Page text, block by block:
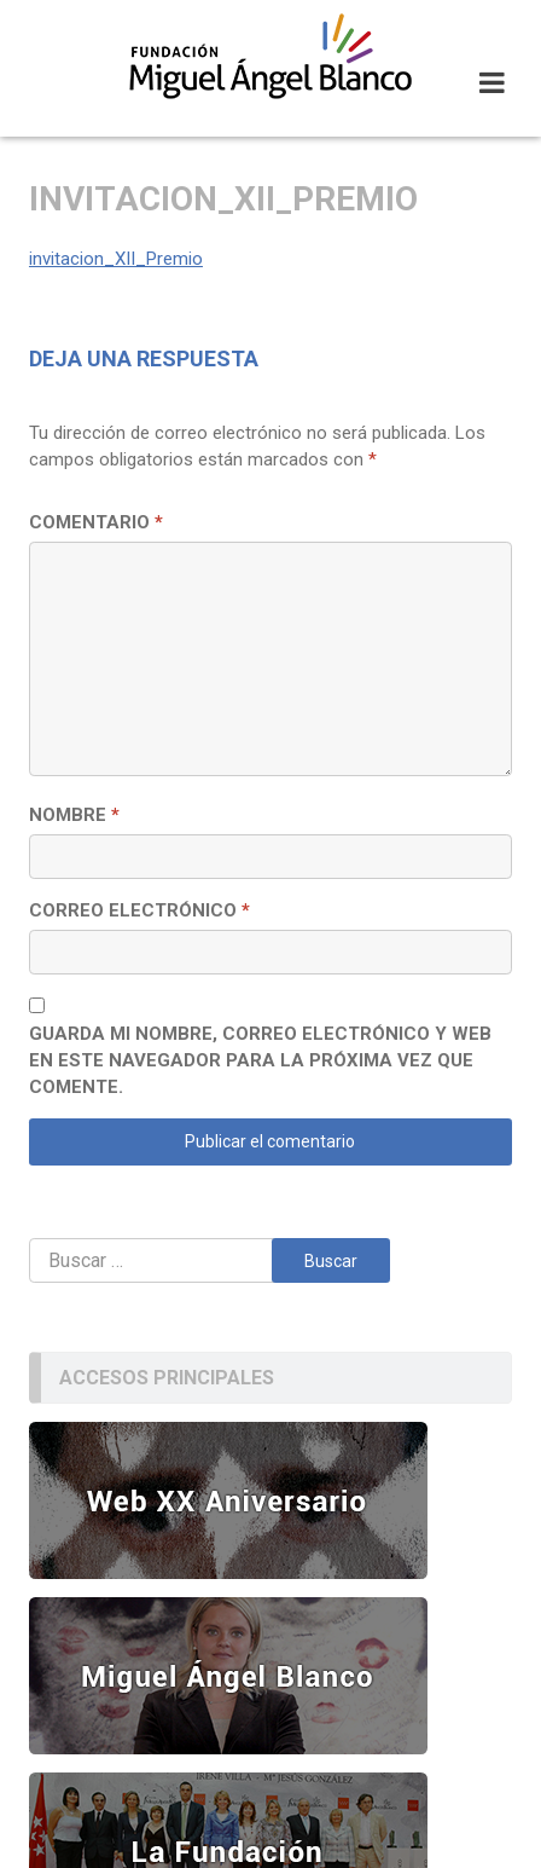
INVITACION_XII_PREMIO
invitacion_XII_Premio
DEJA UNA RESPUESTA
Tu dirección de correo electrónico no será publicada. Los
campos obligatorios están marcados con *
COMENTARIO *
NOMBRE *
CORREO ELECTRÓNICO *
GUARDA MI NOMBRE, CORREO ELECTRÓNICO Y WEB
EN ESTE NAVEGADOR PARA LA PRÓXIMA VEZ QUE
COMENTE.
Buscar:
ACCESOS PRINCIPALES